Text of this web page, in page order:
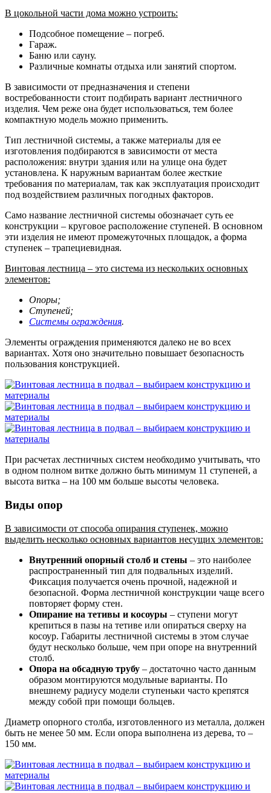
В цокольной части дома можно устроить:
Подсобное помещение – погреб.
Гараж.
Баню или сауну.
Различные комнаты отдыха или занятий спортом.
В зависимости от предназначения и степени
востребованности стоит подбирать вариант лестничного
изделия. Чем реже она будет использоваться, тем более
компактную модель можно применить.
Тип лестничной системы, а также материалы для ее
изготовления подбираются в зависимости от места
расположения: внутри здания или на улице она будет
установлена. К наружным вариантам более жесткие
требования по материалам, так как эксплуатация происходит
под воздействием различных погодных факторов.
Само название лестничной системы обозначает суть ее
конструкции – круговое расположение ступеней. В основном
эти изделия не имеют промежуточных площадок, а форма
ступенек – трапециевидная.
Винтовая лестница – это система из нескольких основных
элементов:
Опоры;
Ступеней;
Системы ограждения.
Элементы ограждения применяются далеко не во всех
вариантах. Хотя оно значительно повышает безопасность
пользования конструкцией.
При расчетах лестничных систем необходимо учитывать, что
в одном полном витке должно быть минимум 11 ступеней, а
высота витка – на 100 мм больше высоты человека.
Виды опор
В зависимости от способа опирания ступенек, можно
выделить несколько основных вариантов несущих элементов:
Внутренний опорный столб и стены – это наиболее
распространенный тип для подвальных изделий.
Фиксация получается очень прочной, надежной и
безопасной. Форма лестничной конструкции чаще всего
повторяет форму стен.
Опирание на тетивы и косоуры – ступени могут
крепиться в пазы на тетиве или опираться сверху на
косоур. Габариты лестничной системы в этом случае
будут несколько больше, чем при опоре на внутренний
столб.
Опора на обсадную трубу – достаточно часто данным
образом монтируются модульные варианты. По
внешнему радиусу модели ступеньки часто крепятся
между собой при помощи больцев.
Диаметр опорного столба, изготовленного из металла, должен
быть не менее 50 мм. Если опора выполнена из дерева, то –
150 мм.